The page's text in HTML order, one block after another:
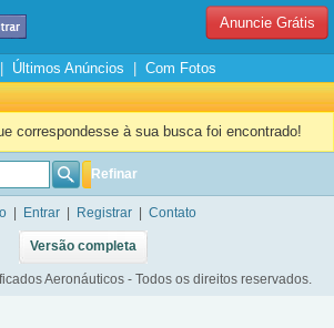
Anuncie Grátis
Últimos Anúncios
Com Fotos
correspondesse à sua busca foi encontrado!
Refinar
Entrar Registrar Contato
Versão completa
Aeronáuticos - Todos os direitos reservados.